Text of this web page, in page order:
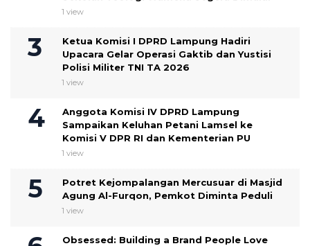
1 view
Ketua Komisi I DPRD Lampung Hadiri
Upacara Gelar Operasi Gaktib dan Yustisi
Polisi Militer TNI TA 2026
1 view
Anggota Komisi IV DPRD Lampung
Sampaikan Keluhan Petani Lamsel ke
Komisi V DPR RI dan Kementerian PU
1 view
Potret Kejompalangan Mercusuar di Masjid
Agung Al-Furqon, Pemkot Diminta Peduli
1 view
Obsessed: Building a Brand People Love